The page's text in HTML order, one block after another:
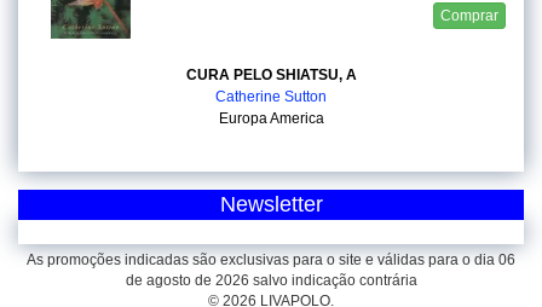
Comprar
CURA PELO SHIATSU, A
Catherine Sutton
Europa America
Newsletter
As promoções indicadas são exclusivas para o site e válidas para o dia 06
de agosto de 2026 salvo indicação contrária
© 2026 LIVAPOLO.